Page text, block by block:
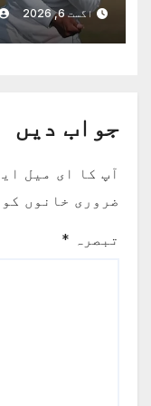
اگست 6, 2026
جواب دیں
آپ کا ای میل
ضروری خانوں کو
تبصرہ *